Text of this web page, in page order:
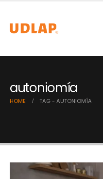
autoniomía
HOME TAG - AUTONIOMÍA